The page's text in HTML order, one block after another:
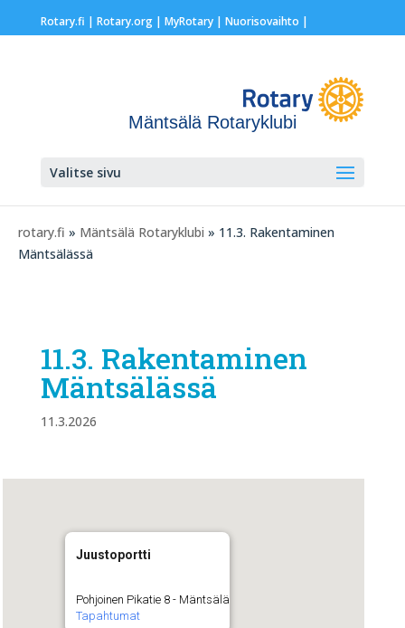
Rotary.fi | Rotary.org| MyRotary | Nuorisovaihto |
Mäntsälä Rotaryklubi
Valitse sivu
rotary.fi » Mäntsälä Rotaryklubi » 11.3. Rakentaminen
Mäntsälässä
11.3. Rakentaminen
Mäntsälässä
11.3.2026
Juustoportti
Pohjoinen Pikatie 8 - Mäntsälä
Tapahtumat